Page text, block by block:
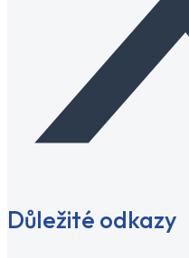
Důležité odkazy